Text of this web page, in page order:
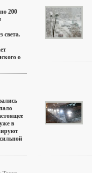
200
света.
о
в